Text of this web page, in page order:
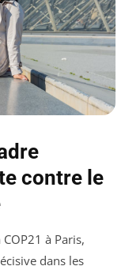
contre le
à Paris,
dans les